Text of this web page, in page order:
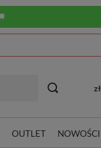
zł
OUTLET NOWOŚCI